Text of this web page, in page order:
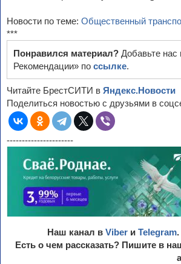
Новости по теме: Общественный
***
Понравился материал? Добавьте нас
Рекомендации» по ссылке.
Читайте БрестСИТИ в Яндекс.Новости
Поделиться новостью с друзьями в
----------------------
Наш канал в Viber и Telegram
Есть о чем рассказать? Пишите в